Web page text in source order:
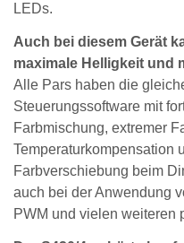
LEDs.
Auch bei diesem Gerät
maximale Helligkeit und
Alle Pars haben die
Steuerungssoftware mit
Farbmischung, extremer
Temperaturkompensation
Farbverschiebung beim
auch bei der Anwendung
PWM und vielen weiteren